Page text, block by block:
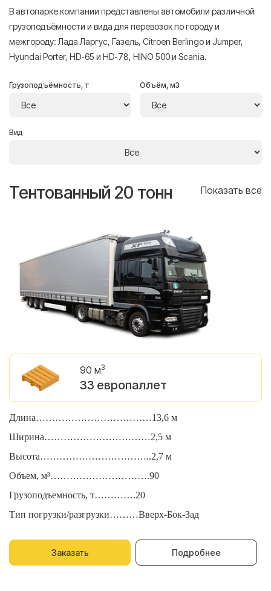
В автопарке компании представлены автомобили различной
грузоподъёмности и вида для перевозок по городу и
межгороду: Лада Ларгус, Газель, Citroen Berlingo и Jumper,
Hyundai Porter, HD-65 и HD-78, HINO 500 и Scania.
Грузоподъёмность, т Объём, м3
Вид
Тентованный 20 тонн Показать все
90 м3
33 европаллет
Длина………………………………13,6 м
Ширина……………………………2,5 м
Высота……………………………..2,7 м
Объем, м³………………………….90
Грузоподъемность, т………….20
Тип погрузки/разгрузки………Вверх-Бок-Зад
Заказать Подробнее